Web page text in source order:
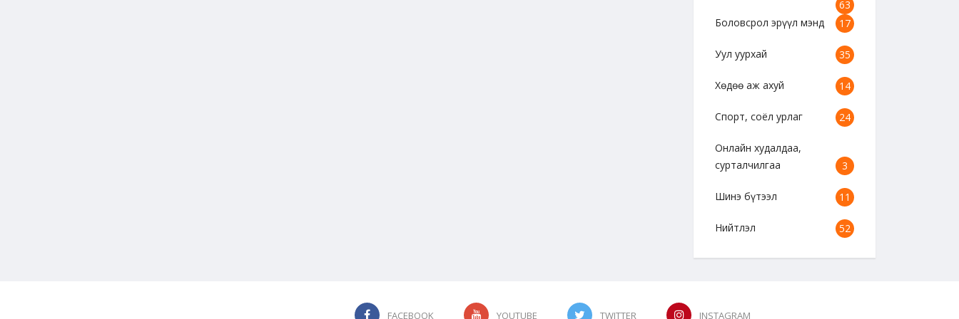
63
Боловсрол эрүүл мэнд
17
Уул уурхай 35
Хөдөө аж ахуй 14
Спорт, соёл урлаг 24
Онлайн худалдаа,
сурталчилгаа
3
Шинэ бүтээл 11
Нийтлэл 52
FACEBOOK YOUTUBE TWITTER INSTAGRAM